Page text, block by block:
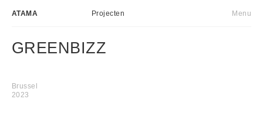
ATAMA Projecten Menu
Atelier
Nieuws
GREENBIZZ
Brussel
2023